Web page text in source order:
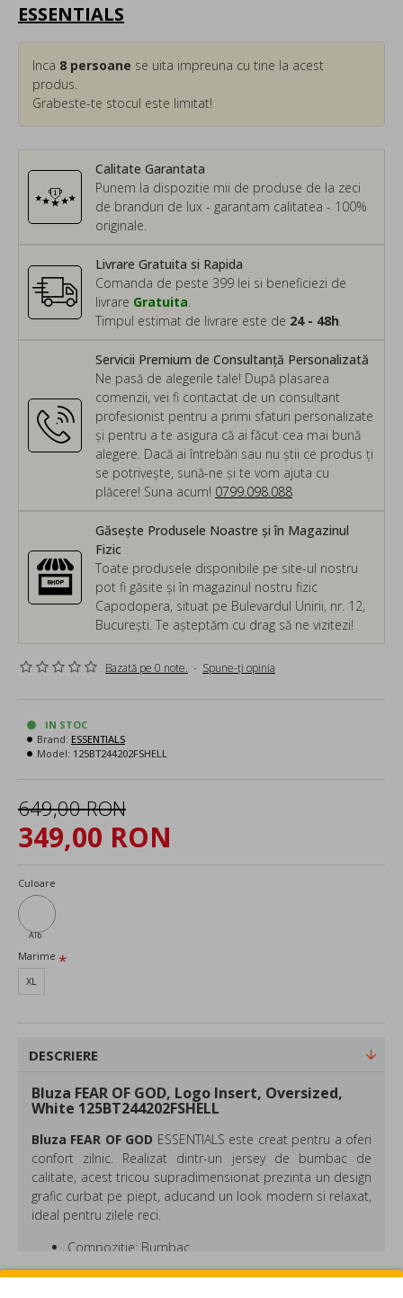
ESSENTIALS
Calitate Garantata
Punem la dispozitie mii de produse de la zeci
de branduri de lux - garantam calitatea - 100%
originale.
Inca 8 persoane se uita impreuna cu tine la acest
produs.
Grabeste-te stocul este limitat!
Servicii Premium de Consultanță Personalizată
Ne pasă de alegerile tale! După plasarea
comenzii, vei fi contactat de un consultant
profesionist pentru a primi sfaturi personalizate
și pentru a te asigura că ai făcut cea mai bună
alegere. Dacă ai întrebări sau nu știi ce produs ți
se potrivește, sună-ne și te vom ajuta cu
plăcere! Suna acum! 0799.098.088
Livrare Gratuita si Rapida
Comanda de peste 399 lei si beneficiezi de
livrare Gratuita
Timpul estimat de livrare este de 24 - 48h
Găsește Produsele Noastre și în Magazinul
Fizic
Toate produsele disponibile pe site-ul nostru
pot fi găsite și în magazinul nostru fizic
Capodopera, situat pe Bulevardul Unirii, nr. 12,
București. Te așteptăm cu drag să ne vizitezi!
Bazată pe 0 note. - Spune-ţi opinia
349,00 RON
649,00 RON
IN STOC
Brand: ESSENTIALS
Model: 125BT244202FSHELL
Culoare
Alb
Marime
XL
DESCRIERE
Bluza FEAR OF GOD, Logo Insert, Oversized,
White 125BT244202FSHELL
Bluza FEAR OF GOD ESSENTIALS este creat pentru a oferi
confort zilnic. Realizat dintr-un jersey de bumbac de
calitate, acest tricou supradimensionat prezinta un design
grafic curbat pe piept, aducand un look modern si relaxat,
ideal pentru zilele reci.
Compozitie: Bumbac
Culoare: Alb